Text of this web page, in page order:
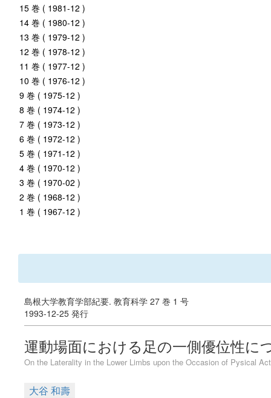
15 巻 ( 1981-12 )
14 巻 ( 1980-12 )
13 巻 ( 1979-12 )
12 巻 ( 1978-12 )
11 巻 ( 1977-12 )
10 巻 ( 1976-12 )
9 巻 ( 1975-12 )
8 巻 ( 1974-12 )
7 巻 ( 1973-12 )
6 巻 ( 1972-12 )
5 巻 ( 1971-12 )
4 巻 ( 1970-12 )
3 巻 ( 1970-02 )
2 巻 ( 1968-12 )
1 巻 ( 1967-12 )
島根大学教育学部紀要. 教育科学 27 巻 1 号
1993-12-25 発行
運動場面における足の一側優位性に
On the Laterality in the Lower Limbs upon the Occasion of Pysical
大谷 和壽